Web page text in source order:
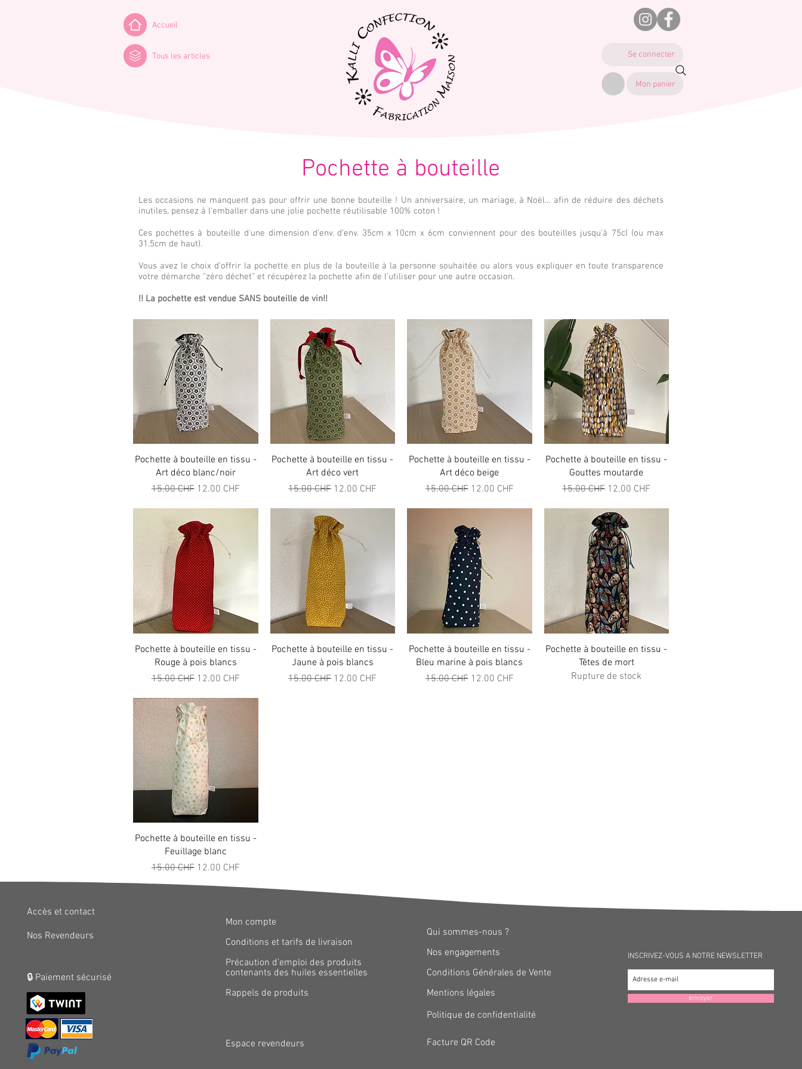
Accueil
Tous les articles Se connecter
Mon panier
Pochette à bouteille
Les occasions ne manquent pas pour offrir une bonne bouteille ! Un anniversaire, un mariage, à Noël... afin de réduire des déchets
inutiles, pensez à l'emballer dans une jolie pochette réutilisable 100% coton !
Ces pochettes à bouteille d'une dimension d'env. d'env. 35cm x 10cm x 6cm conviennent pour des bouteilles jusqu'à 75cl (ou max
31.5cm de haut).
Vous avez le choix d'offrir la pochette en plus de la bouteille à la personne souhaitée ou alors vous expliquer en toute transparence
votre démarche "zéro déchet" et récupérez la pochette afin de l'utiliser pour une autre occasion.
!! La pochette est vendue SANS bouteille de vin!!
Aperçu rapide
Pochette à bouteille en tissu -
Art déco blanc/noir
Prix original
15.00 CHF Prix promotionnel
12.00 CHF
Aperçu rapide
Pochette à bouteille en tissu -
Art déco vert
Prix original
15.00 CHF Prix promotionnel
12.00 CHF
Aperçu rapide
Pochette à bouteille en tissu -
Art déco beige
Prix original
15.00 CHF Prix promotionnel
12.00 CHF
Aperçu rapide
Pochette à bouteille en tissu -
Gouttes moutarde
Prix original
15.00 CHF Prix promotionnel
12.00 CHF
Aperçu rapide
Pochette à bouteille en tissu -
Rouge à pois blancs
Prix original
15.00 CHF Prix promotionnel
12.00 CHF
Aperçu rapide
Pochette à bouteille en tissu -
Jaune à pois blancs
Prix original
15.00 CHF Prix promotionnel
12.00 CHF
Aperçu rapide
Pochette à bouteille en tissu -
Bleu marine à pois blancs
Prix original
15.00 CHF Prix promotionnel
12.00 CHF
Aperçu rapide
Pochette à bouteille en tissu -
Têtes de mort
Rupture de stock
Aperçu rapide
Pochette à bouteille en tissu -
Feuillage blanc
Prix original
15.00 CHF Prix promotionnel
12.00 CHF
Accès et contact
Nos Revendeurs
🔒 Paiement sécurisé
Mon compte
Conditions et tarifs de livraison
Précaution d'emploi des produits
contenants des huiles essentielles
Rappels de produits
Espace revendeurs
Qui sommes-nous ?
Nos engagements
​Conditions Générales de Vente
Mentions légales
Politique de confidentialité
Facture QR Code
INSCRIVEZ-VOUS A NOTRE NEWSLETTER
envoyer